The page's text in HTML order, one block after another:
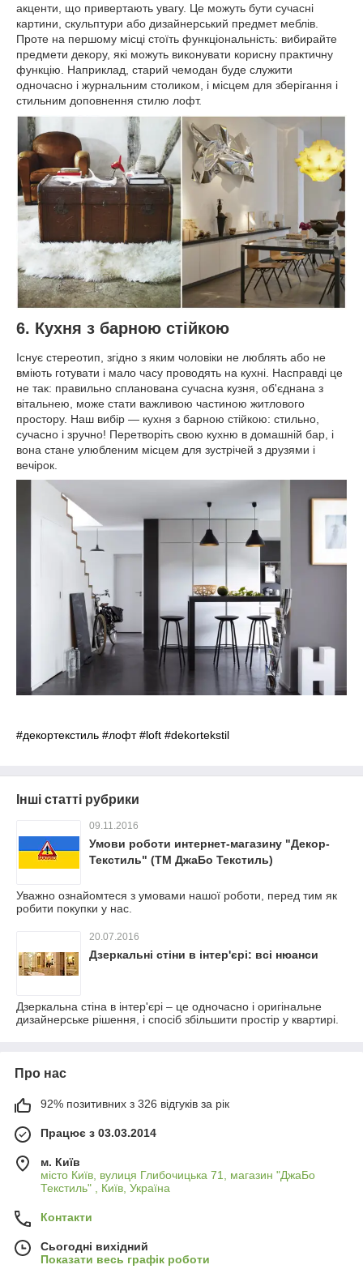
акценти, що привертають увагу. Це можуть бути сучасні
картини, скульптури або дизайнерський предмет меблів.
Проте на першому місці стоїть функціональність: вибирайте
предмети декору, які можуть виконувати корисну практичну
функцію. Наприклад, старий чемодан буде служити
одночасно і журнальним столиком, і місцем для зберігання і
стильним доповнення стилю лофт.
6. Кухня з барною стійкою
Існує стереотип, згідно з яким чоловіки не люблять або не
вміють готувати і мало часу проводять на кухні. Насправді це
не так: правильно спланована сучасна кузня, об'єднана з
вітальнею, може стати важливою частиною житлового
простору. Наш вибір — кухня з барною стійкою: стильно,
сучасно і зручно! Перетворіть свою кухню в домашній бар, і
вона стане улюбленим місцем для зустрічей з друзями і
вечірок.
#декортекстиль #лофт #loft #dekortekstil
Інші статті рубрики
09.11.2016
Умови роботи интернет-магазину "Декор-
Текстиль" (ТМ ДжаБо Текстиль)
Уважно ознайомтеся з умовами нашої роботи, перед тим як
робити покупки у нас.
20.07.2016
Дзеркальні стіни в інтер'єрі: всі нюанси
Дзеркальна стіна в інтер'єрі – це одночасно і оригінальне
дизайнерське рішення, і спосіб збільшити простір у квартирі.
Про нас
92% позитивних з 326 відгуків за рік
Працює з 03.03.2014
м. Київ
місто Київ, вулиця Глибочицька 71, магазин "ДжаБо
Текстиль" , Київ, Україна
Контакти
Сьогодні вихідний
Показати весь графік роботи